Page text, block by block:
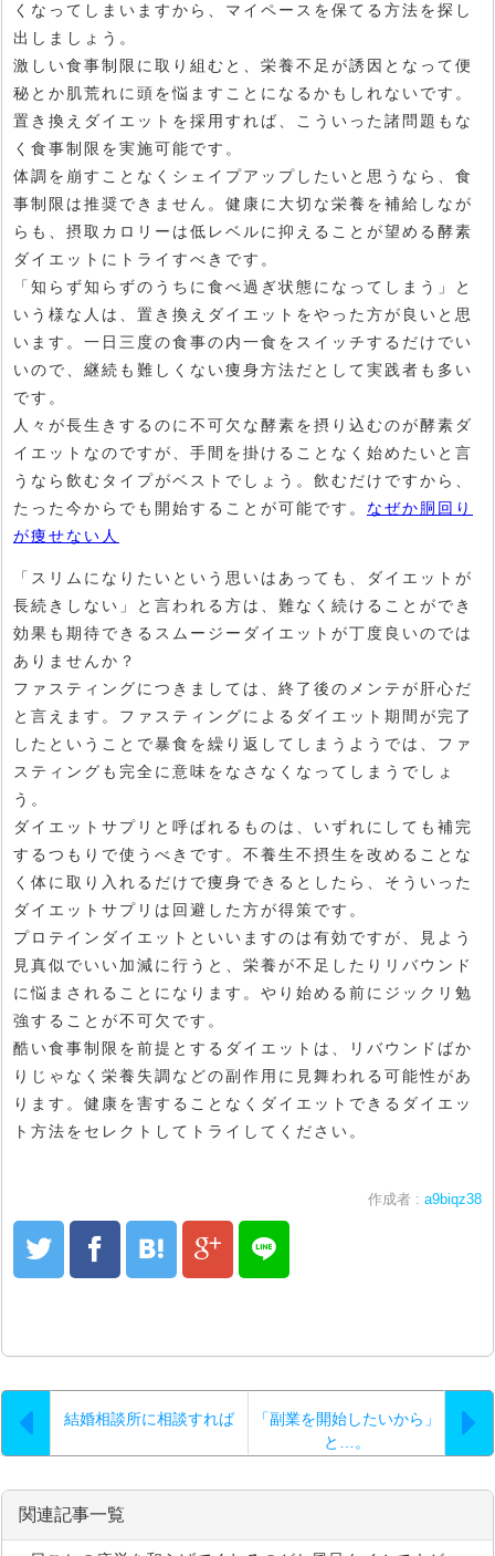
くなってしまいますから、マイペースを保てる方法を探し
出しましょう。
激しい食事制限に取り組むと、栄養不足が誘因となって便
秘とか肌荒れに頭を悩ますことになるかもしれないです。
置き換えダイエットを採用すれば、こういった諸問題もな
く食事制限を実施可能です。
体調を崩すことなくシェイプアップしたいと思うなら、食
事制限は推奨できません。健康に大切な栄養を補給しなが
らも、摂取カロリーは低レベルに抑えることが望める酵素
ダイエットにトライすべきです。
「知らず知らずのうちに食べ過ぎ状態になってしまう」と
いう様な人は、置き換えダイエットをやった方が良いと思
います。一日三度の食事の内一食をスイッチするだけでい
いので、継続も難しくない痩身方法だとして実践者も多い
です。
人々が長生きするのに不可欠な酵素を摂り込むのが酵素ダ
イエットなのですが、手間を掛けることなく始めたいと言
うなら飲むタイプがベストでしょう。飲むだけですから、
たった今からでも開始することが可能です。 なぜか胴回り
が痩せない人
「スリムになりたいという思いはあっても、ダイエットが
長続きしない」と言われる方は、難なく続けることができ
効果も期待できるスムージーダイエットが丁度良いのでは
ありませんか？
ファスティングにつきましては、終了後のメンテが肝心だ
と言えます。ファスティングによるダイエット期間が完了
したということで暴食を繰り返してしまうようでは、ファ
スティングも完全に意味をなさなくなってしまうでしょ
う。
ダイエットサプリと呼ばれるものは、いずれにしても補完
するつもりで使うべきです。不養生不摂生を改めることな
く体に取り入れるだけで痩身できるとしたら、そういった
ダイエットサプリは回避した方が得策です。
プロテインダイエットといいますのは有効ですが、見よう
見真似でいい加減に行うと、栄養が不足したりリバウンド
に悩まされることになります。やり始める前にジックリ勉
強することが不可欠です。
酷い食事制限を前提とするダイエットは、リバウンドばか
りじゃなく栄養失調などの副作用に見舞われる可能性があ
ります。健康を害することなくダイエットできるダイエッ
ト方法をセレクトしてトライしてください。
作成者 : a9biqz38
結婚相談所に相談すれば
「副業を開始したいから」
と…。
関連記事一覧